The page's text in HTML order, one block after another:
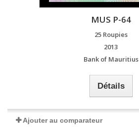
MUS P-64
25 Roupies
2013
Bank of Mauritius
Détails
Ajouter au comparateur